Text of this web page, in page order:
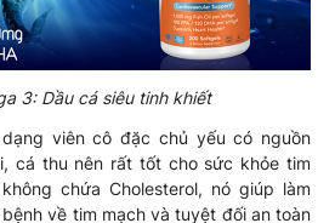
3: Dầu cá siêu tinh khiết
dạng viên cô đặc chủ yếu có nguồn
cá thu nên rất tốt cho sức khỏe tim
chứa Cholesterol, nó giúp làm
về tim mạch và tuyệt đối an toàn